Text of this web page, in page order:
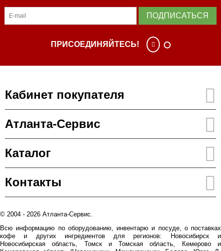
ПОДПИСАТЬСЯ
ПРИСОЕДИНЯЙТЕСЬ!
Кабинет покупателя
Атланта-Сервис
Каталог
Контакты
© 2004 - 2026 Атланта-Сервис.
Всю информацию по оборудованию, инвентарю и посуде, о поставках
кофе и других ингредиентов для регионов: Новосибирск и
Новосибирская область, Томск и Томская область, Кемерово и